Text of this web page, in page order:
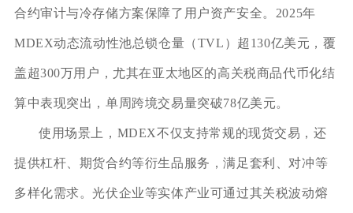
合约审计与冷存储方案保障了用户资产安全。2025年
MDEX动态流动性池总锁仓量（TVL）超130亿美元，覆
盖超300万用户，尤其在亚太地区的高关税商品代币化结
算中表现突出，单周跨境交易量突破78亿美元。
使用场景上，MDEX不仅支持常规的现货交易，还
提供杠杆、期货合约等衍生品服务，满足套利、对冲等
多样化需求。光伏企业等实体产业可通过其关税波动熔